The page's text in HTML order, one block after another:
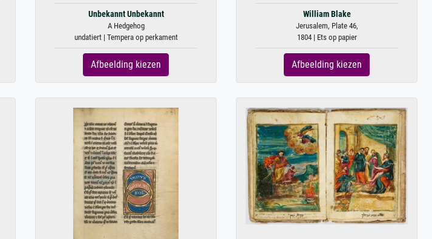
Unbekannt Unbekannt
A Hedgehog
undatiert | Tempera op perkament
Afbeelding kiezen
William Blake
Jerusalem, Plate 46,
1804 | Ets op papier
Afbeelding kiezen